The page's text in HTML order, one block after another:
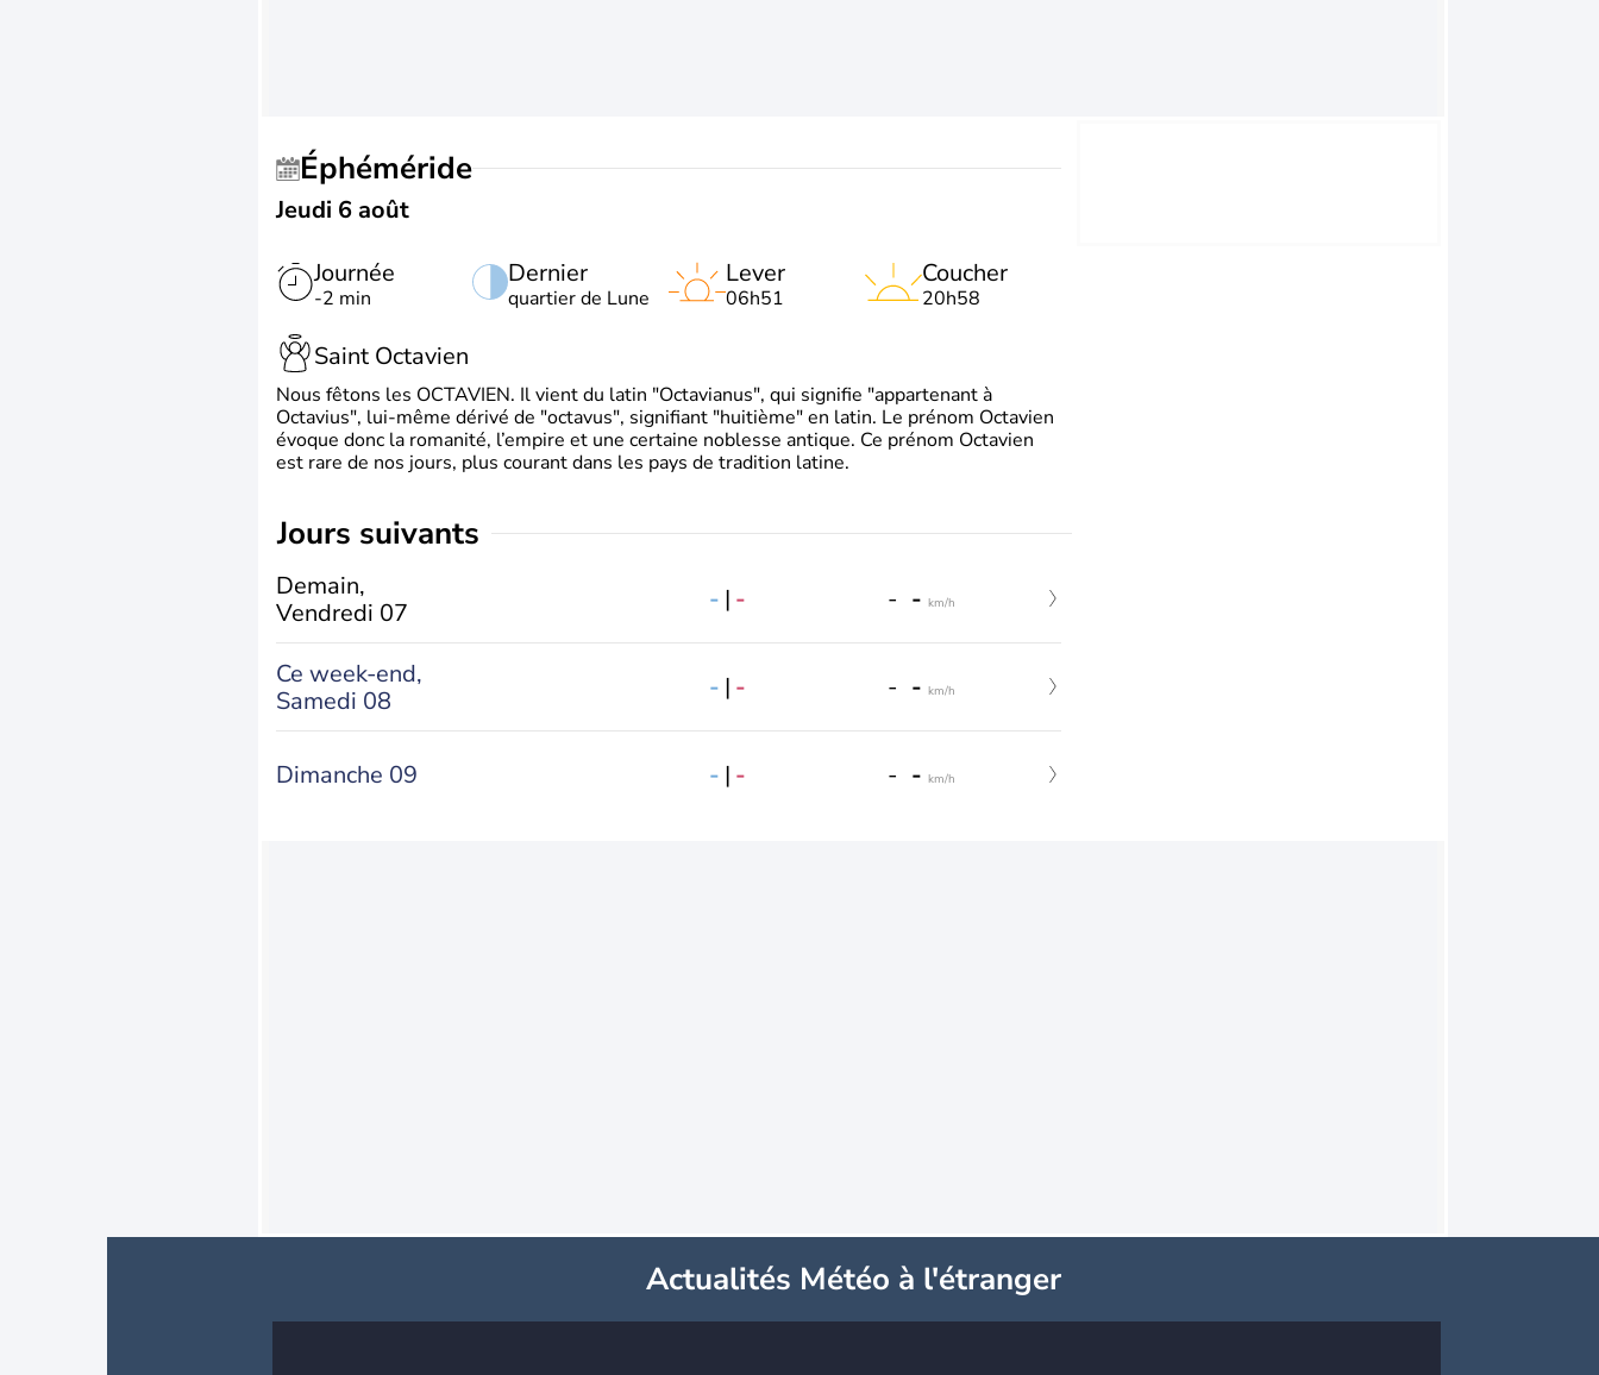
Éphéméride
Jeudi 6 août
Journée
-2 min
Dernier
quartier de Lune
Lever
06h51
Coucher
20h58
Saint Octavien
Nous fêtons les OCTAVIEN. Il vient du latin "Octavianus", qui signifie "appartenant à
Octavius", lui-même dérivé de "octavus", signifiant "huitième" en latin. Le prénom Octavien
évoque donc la romanité, l’empire et une certaine noblesse antique. Ce prénom Octavien
est rare de nos jours, plus courant dans les pays de tradition latine.
jours suivants
Demain,
Vendredi 07
- | - - - km/h
Ce week-end,
Samedi 08
- | - - - km/h
Dimanche 09 - | - - - km/h
Actualités Météo à l'étranger